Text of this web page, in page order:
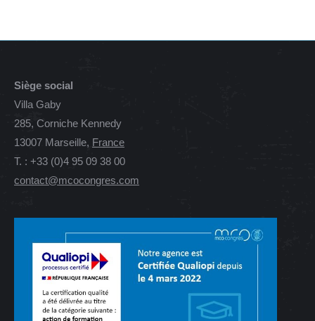
Siège social
Villa Gaby
285, Corniche Kennedy
13007 Marseille, France
T. : +33 (0)4 95 09 38 00
contact@mcocongres.com